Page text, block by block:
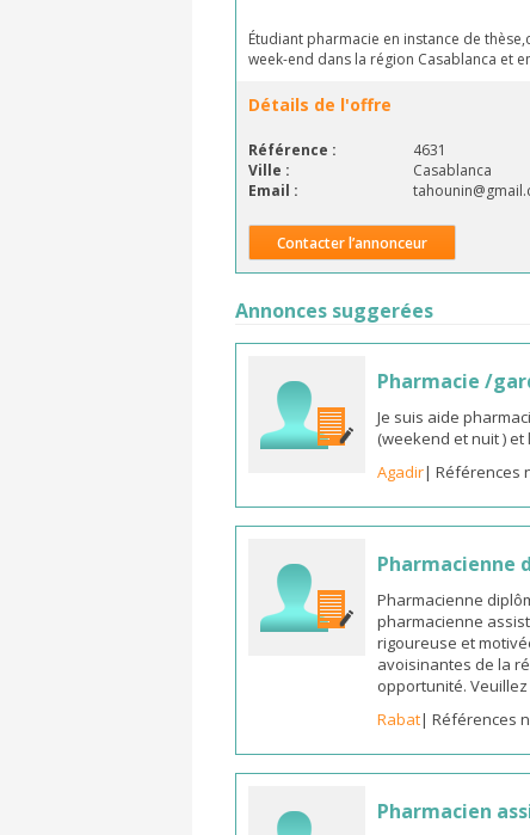
Étudiant pharmacie en instance de
week-end dans la région Casablanca et
Détails de l'offre
Référence : 4631
Ville :
Casablanca
Email :
Contacter l’annonceur
Annonces suggerées
Pharmacie /
Je suis aide
(weekend et nuit ) et
Agadir| Références
Pharmacienne
Pharmacienne
pharmacienne
rigoureuse et
avoisinantes de la
opportunité.
Rabat| Références
Pharmacien